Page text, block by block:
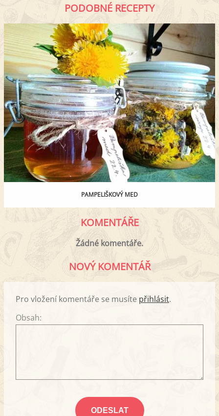
PODOBNÉ RECEPTY
PAMPELIŠKOVÝ MED
KOMENTÁŘE
Žádné komentáře.
NOVÝ KOMENTÁŘ
Pro vložení komentáře se musíte přihlásit.
Obsah: